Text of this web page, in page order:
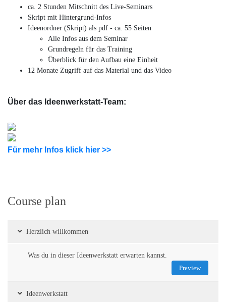
ca. 2 Stunden Mitschnitt des Live-Seminars
Skript mit Hintergrund-Infos
Ideenordner (Skript) als pdf - ca. 55 Seiten
Alle Infos aus dem Seminar
Grundregeln für das Training
Überblick für den Aufbau eine Einheit
12 Monate Zugriff auf das Material und das Video
Über das Ideenwerkstatt-Team:
Für mehr Infos klick hier >>
Course plan
Herzlich willkommen
Was du in dieser Ideenwerkstatt erwarten kannst.
Preview
Ideenwerkstatt